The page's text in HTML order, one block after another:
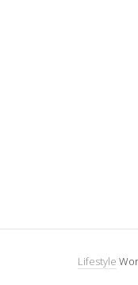
Lifestyle